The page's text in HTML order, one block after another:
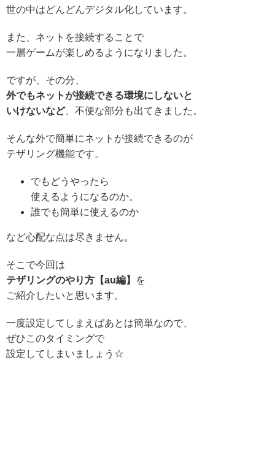
世の中はどんどんデジタル化しています。
また、ネットを接続することで
一層ゲームが楽しめるようになりました。
ですが、その分、
外でもネットが接続できる環境にしないと
いけないなど、不便な部分も出てきました。
そんな外で簡単にネットが接続できるのが
テザリング機能です。
でもどうやったら
使えるようになるのか。
誰でも簡単に使えるのか
など心配な点は尽きません。
そこで今回は
テザリングのやり方【au編】
を
ご紹介したいと思います。
一度設定してしまえばあとは簡単なので、
ぜひこのタイミングで
設定してしまいましょう☆